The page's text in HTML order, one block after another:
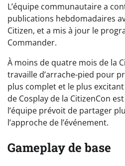
L’équipe communautaire a
publications hebdomadaires
Citizen, et a mis à jour le
Commander.
À moins de quatre mois de la
travaille d’arrache-pied pour
plus complet et le plus
de Cosplay de la CitizenCon
l’équipe prévoit de partager
l’approche de l’événement.
Gameplay de base